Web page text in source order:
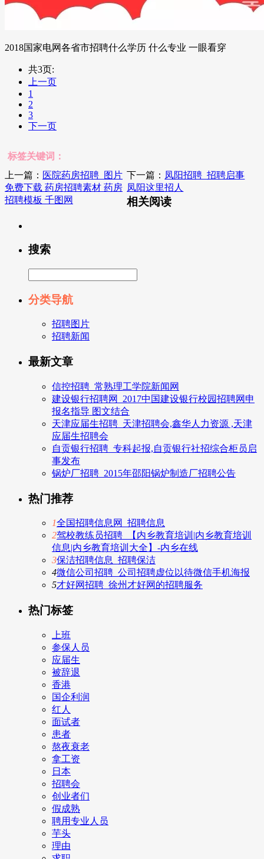
2018国家电网各省市招聘什么学历 什么专业 一眼看穿
共3页:
上一页
1
2
3
下一页
标签关键词：
上一篇： 医院药房招聘_图片
免费下载 药房招聘素材 药房
招聘模板 千图网
下一篇： 凤阳招聘_招聘启事
凤阳这里招人
相关阅读
搜索
分类导航
招聘图片
招聘新闻
最新文章
信控招聘_常熟理工学院新闻网
建设银行招聘网_2017中国建设银行校园招聘网申
报名指导 图文结合
天津应届生招聘_天津招聘会,鑫华人力资源 ,天津
应届生招聘会
自贡银行招聘_专科起报,自贡银行社招综合柜员启
事发布
锅炉厂招聘_2015年邵阳锅炉制造厂招聘公告
热门推荐
1全国招聘信息网_招聘信息
2驾校教练员招聘_【内乡教育培训|内乡教育培训
信息|内乡教育培训大全】-内乡在线
3保洁招聘信息_招聘保洁
4微信公司招聘_公司招聘虚位以待微信手机海报
5才好网招聘_徐州才好网的招聘服务
热门标签
上班
参保人员
应届生
被辞退
香港
国企利润
红人
面试者
患者
熬夜衰老
拿工资
日本
招聘会
创业者们
假成熟
聘用专业人员
芋头
理由